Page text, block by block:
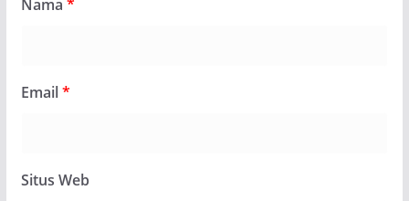
Nama *
Email*
Situs Web